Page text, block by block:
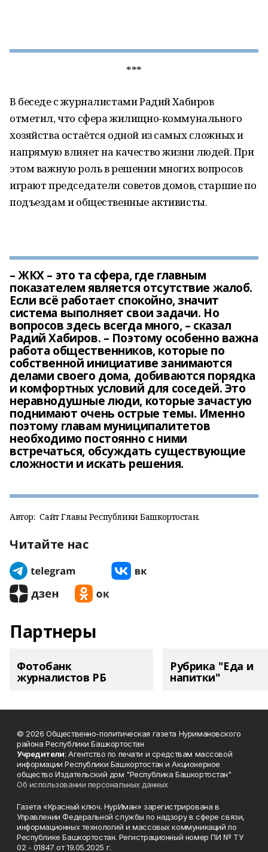
***
В беседе с журналистами Радий Хабиров
отметил, что сфера жилищно-коммунального
хозяйства остаётся одной из самых сложных и
напрямую влияет на качество жизни людей. При
этом важную роль в решении многих вопросов
играют председатели советов домов, старшие по
подъездам и общественные активисты.
– ЖКХ – это та сфера, где главным
показателем является отсутствие жалоб.
Если всё работает спокойно, значит
система выполняет свои задачи. Но
вопросов здесь всегда много, – сказал
Радий Хабиров. – Поэтому особенно важна
работа общественников, которые по
собственной инициативе занимаются
делами своего дома, добиваются порядка
и комфортных условий для соседей. Это
неравнодушные люди, которые зачастую
поднимают очень острые темы. Именно
поэтому главам муниципалитетов
необходимо постоянно с ними
встречаться, обсуждать существующие
сложности и искать решения.
Автор: Сайт Главы Республики Башкортостан.
Читайте нас
Партнеры
Фотобанк
журналистов РБ
Рубрика "Еда и
напитки"
© 2026 Общественно-политическая газета Нуримановского
района Республики Башкортостан
Учредители: Агентство по печати и средствам массовой
информации Республики Башкортостан и Акционерное
общество Издательский дом "Республика Башкортостан"
Об использовании персональных данных
Газета «Красный ключ. НурИман» зарегистрирована в
Управлении Федеральной службы по надзору в сфере связи,
информационных технологий и массовых коммуникаций по
Республике Башкортостан. Регистрационный номер ПИ № ТУ
02 - 01847 от 19.05.2025 г.